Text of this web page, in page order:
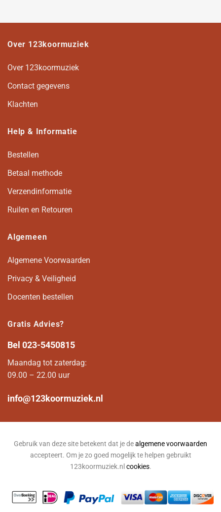
Over 123koormuziek
Over 123koormuziek
Contact gegevens
Klachten
Help & Informatie
Bestellen
Betaal methode
Verzendinformatie
Ruilen en Retouren
Algemeen
Algemene Voorwaarden
Privacy & Veiligheid
Docenten bestellen
Gratis Advies?
Bel 023-5450815
Maandag tot zaterdag:
09.00 – 22.00 uur
info@123koormuziek.nl
Gebruik van deze site betekent dat je dealgemene voorwaarden
accepteert. Om je zo goed mogelijk te helpen gebruikt
123koormuziek.nl cookies.